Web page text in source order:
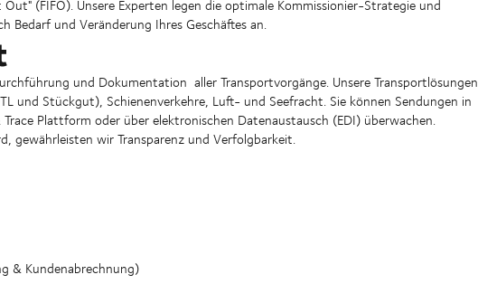
(FIFO). Unsere Experten legen die optimale Kommissionier-Strategie und
Bedarf und Veränderung Ihres Geschäftes an.
und Dokumentation aller Transportvorgänge. Unsere Transportlösungen
und Stückgut), Schienenverkehre, Luft- und Seefracht. Sie können Sendungen in
Plattform oder über elektronischen Datenaustausch (EDI) überwachen.
gewährleisten wir Transparenz und Verfolgbarkeit.
& Kundenabrechnung)